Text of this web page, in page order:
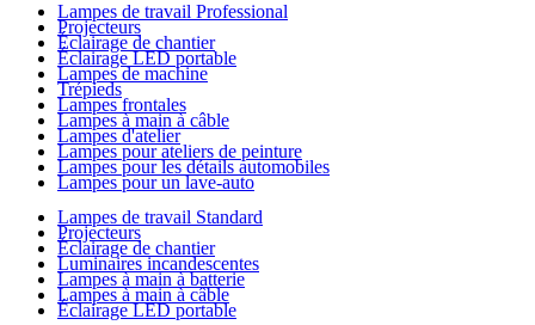
Lampes de travail Professional
Projecteurs
Éclairage de chantier
Éclairage LED portable
Lampes de machine
Trépieds
Lampes frontales
Lampes à main à câble
Lampes d'atelier
Lampes pour ateliers de peinture
Lampes pour les détails automobiles
Lampes pour un lave-auto
Lampes de travail Standard
Projecteurs
Éclairage de chantier
Luminaires incandescentes
Lampes à main à batterie
Lampes à main à câble
Éclairage LED portable